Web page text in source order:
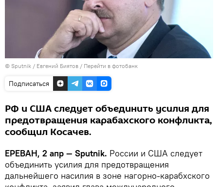
© Sputnik / Евгений Биятов / Перейти в фотобанк
Подписаться
РФ и США следует объединить усилия для
предотвращения карабахского конфликта,
сообщил Косачев.
ЕРЕВАН, 2 апр — Sputnik. России и США следует
объединить усилия для предотвращения
дальнейшего насилия в зоне нагорно-карабхского